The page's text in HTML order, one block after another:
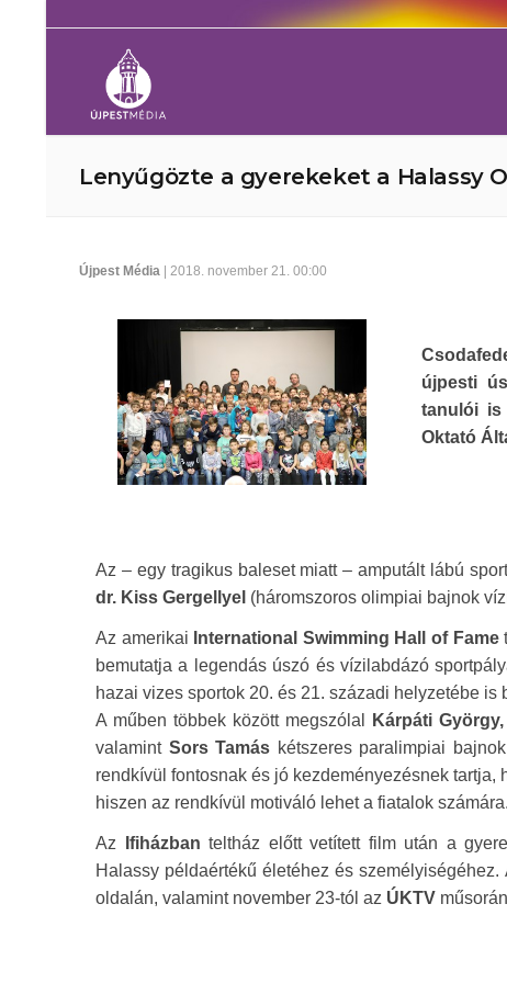
Lenyűgözte a gyerekeket a Halassy
Újpest Média | 2018. november 21. 00:00
újpesti
tanulói is
Oktató
Az – egy tragikus baleset miatt – amputált lábú
dr. Kiss Gergellyel (háromszoros olimpiai bajnok
Az amerikai International Swimming Hall of Fame
bemutatja a legendás úszó és vízilabdázó
hazai vizes sportok 20. és 21. századi helyzetébe is
A műben többek között megszólal
Kárpáti
valamint Sors Tamás kétszeres paralimpiai
rendkívül fontosnak és jó kezdeményezésnek
hiszen az rendkívül motiváló lehet a fiatalok számára.
Az Ifiházban teltház előtt vetített film után a
Halassy példaértékű életéhez és
oldalán, valamint november 23-tól az ÚKTV